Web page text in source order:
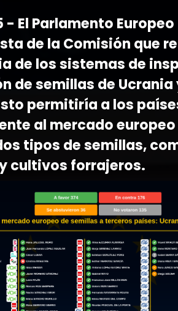
- El Parlamento
de la Comisión que
de los sistemas de
de semillas de Ucrania
permitiría a los
al mercado europeo
tipos de semillas,
cultivos forrajeros.